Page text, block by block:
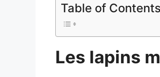
Table of Contents
Les lapins